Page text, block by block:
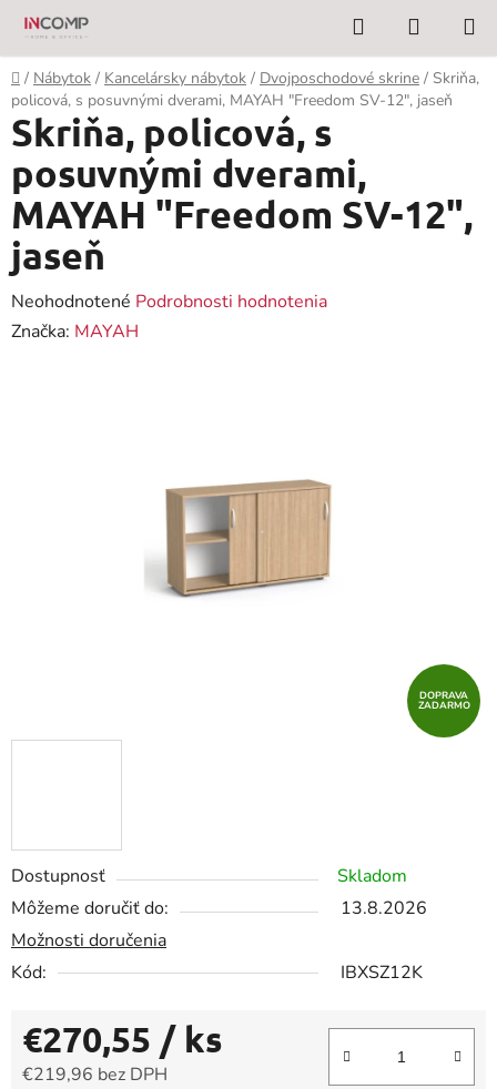
Prejsť
obsah
Hľadať
KOŠÍK
Domov
/ Nábytok / Kancelársky nábytok / Dvojposchodové skrine / Skriňa,
policová, s posuvnými dverami, MAYAH "Freedom SV-12", jaseň
Dostupnosť
Skladom
Môžeme doručiť do:
13.8.2026
Možnosti doručenia
Kód:
IBXSZ12K
€270,55 / ks
€219,96 bez DPH
Skriňa, policová, s
posuvnými dverami,
MAYAH "Freedom SV-12",
jaseň
Priemerné
hodnotenie
Neohodnotené Podrobnosti hodnotenia
Značka: MAYAH
DOPRAVA
ZADARMO